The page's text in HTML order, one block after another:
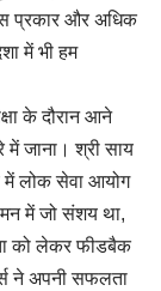
प्रकार और अधिक
में भी हम
के दौरान आने
जाना। श्री साय
में लोक सेवा आयोग
मन में जो संशय था,
को लेकर फीडबैक
ने अपनी सफलता